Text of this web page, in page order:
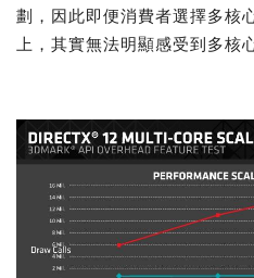
劃，因此即便消費者選擇多核
上，其實無法明顯感受到多核